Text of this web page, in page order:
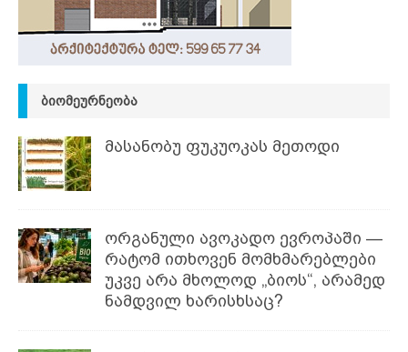
ᲑᲘᲝᲛᲔᲣᲠᲜᲔᲝᲑᲐ
მასანობუ ფუკუოკას მეთოდი
ორგანული ავოკადო ევროპაში —
რატომ ითხოვენ მომხმარებლები
უკვე არა მხოლოდ „ბიოს“, არამედ
ნამდვილ ხარისხსაც?